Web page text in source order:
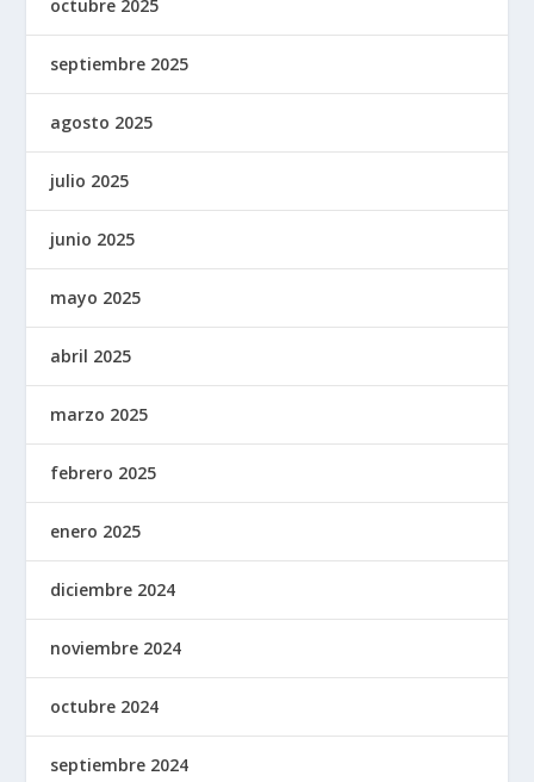
octubre 2025
septiembre 2025
agosto 2025
julio 2025
junio 2025
mayo 2025
abril 2025
marzo 2025
febrero 2025
enero 2025
diciembre 2024
noviembre 2024
octubre 2024
septiembre 2024